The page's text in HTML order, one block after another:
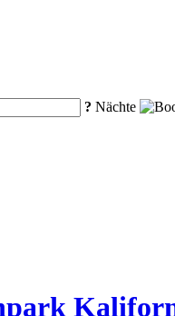
? Nächte